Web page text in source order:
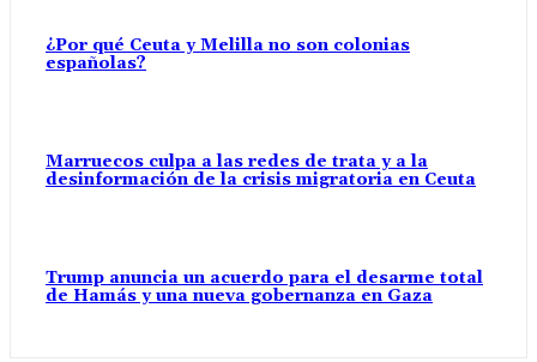
¿Por qué Ceuta y Melilla no son colonias
españolas?
Marruecos culpa a las redes de trata y a la
desinformación de la crisis migratoria en Ceuta
Trump anuncia un acuerdo para el desarme total
de Hamás y una nueva gobernanza en Gaza